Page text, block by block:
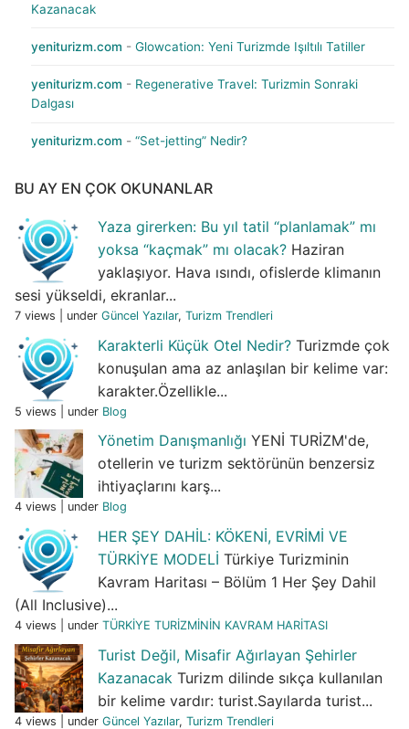
Kazanacak
yeniturizm.com - Glowcation: Yeni Turizmde Işıltılı Tatiller
yeniturizm.com - Regenerative Travel: Turizmin Sonraki
Dalgası
yeniturizm.com - “Set-jetting” Nedir?
BU AY EN ÇOK OKUNANLAR
Yaza girerken: Bu yıl tatil “planlamak” mı
yoksa “kaçmak” mı olacak? Haziran
yaklaşıyor. Hava ısındı, ofislerde klimanın
sesi yükseldi, ekranlar...
7 views under Güncel Yazılar, Turizm Trendleri
Karakterli Küçük Otel Nedir? Turizmde çok
konuşulan ama az anlaşılan bir kelime var:
karakter.Özellikle...
5 views under Blog
Yönetim Danışmanlığı YENİ TURİZM'de,
otellerin ve turizm sektörünün benzersiz
ihtiyaçlarını karş...
4 views under Blog
HER ŞEY DAHİL: KÖKENİ, EVRİMİ VE
TÜRKİYE MODELİ Türkiye Turizminin
Kavram Haritası – Bölüm 1 Her Şey Dahil
(All Inclusive)...
4 views under TÜRKİYE TURİZMİNİN KAVRAM HARİTASI
Turist Değil, Misafir Ağırlayan Şehirler
Kazanacak Turizm dilinde sıkça kullanılan
bir kelime vardır: turist.Sayılarda turist...
4 views under Güncel Yazılar, Turizm Trendleri